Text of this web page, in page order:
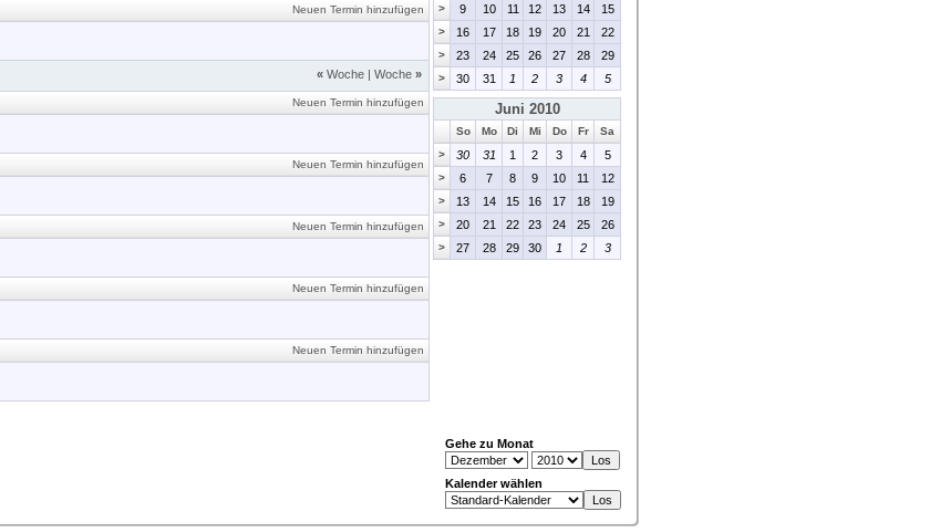
Neuen Termin hinzufügen
« Woche | Woche »
Neuen Termin hinzufügen
Neuen Termin hinzufügen
Neuen Termin hinzufügen
Neuen Termin hinzufügen
Neuen Termin hinzufügen
> 9 10 11 12 13 14 15
> 16 17 18 19 20 21 22
> 23 24 25 26 27 28 29
> 30 31 1 2 3 4 5
Juni 2010
So Mo Di Mi Do Fr
Sa
>
30 31 1 2 3 4 5
> 6 7 8 9 10 11 12
> 13 14 15 16 17 18 19
> 20 21 22 23 24 25 26
> 27 28 29 30 1 2 3
Gehe zu Monat
Kalender wählen